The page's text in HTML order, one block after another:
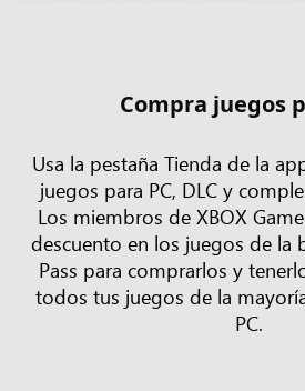
Compra juegos
Usa la pestaña Tienda de la
juegos para PC, DLC y
Los miembros de XBOX
descuento en los juegos de la
Pass para comprarlos y
todos tus juegos de la
PC.